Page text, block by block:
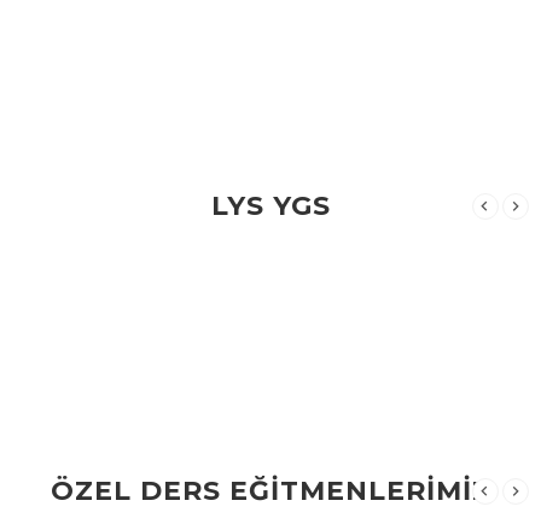
LYS YGS
ÖZEL DERS EĞİTMENLERİMİZ